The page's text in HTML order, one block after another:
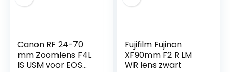
Canon RF 24-70
mm Zoomlens F4L
IS USM voor EOS
Fujifilm Fujinon
XF90mm F2 R LM
WR lens zwart